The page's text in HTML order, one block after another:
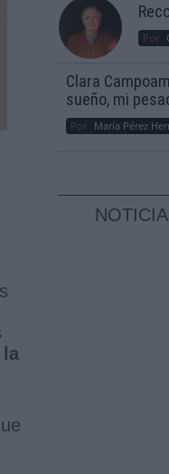
la
Por
Clara
sueño, mi
Por María Pérez